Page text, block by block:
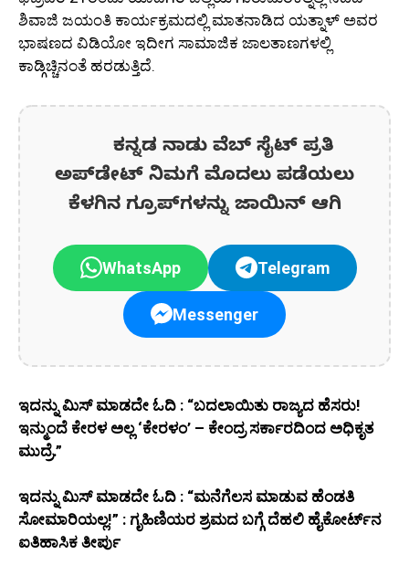
ಶಿವಾಜಿ ಜಯಂತಿ ಕಾರ್ಯಕ್ರಮದಲ್ಲಿ ಮಾತನಾಡಿದ ಯತ್ನಾಳ್ ಅವರ
ಭಾಷಣದ ವಿಡಿಯೋ ಇದೀಗ ಸಾಮಾಜಿಕ ಜಾಲತಾಣಗಳಲ್ಲಿ
ಕಾಡ್ಗಿಚ್ಚಿನಂತೆ ಹರಡುತ್ತಿದೆ.
ಕನ್ನಡ ನಾಡು ವೆಬ್ ಸೈಟ್ ಪ್ರತಿ
ಅಪ್‌ಡೇಟ್‌ ನಿಮಗೆ ಮೊದಲು ಪಡೆಯಲು
ಕೆಳಗಿನ ಗ್ರೂಪ್‌ಗಳನ್ನು ಜಾಯಿನ್ ಆಗಿ
WhatsApp Telegram
Messenger
ಇದನ್ನು ಮಿಸ್‌ ಮಾಡದೇ ಓದಿ : “ಬದಲಾಯಿತು ರಾಜ್ಯದ ಹೆಸರು!
ಇನ್ಮುಂದೆ ಕೇರಳ ಅಲ್ಲ ‘ಕೇರಳಂ’ – ಕೇಂದ್ರ ಸರ್ಕಾರದಿಂದ ಅಧಿಕೃತ
ಮುದ್ರೆ.”
ಇದನ್ನು ಮಿಸ್‌ ಮಾಡದೇ ಓದಿ : “ಮನೆಗೆಲಸ ಮಾಡುವ ಹೆಂಡತಿ
ಸೋಮಾರಿಯಲ್ಲ!” : ಗೃಹಿಣಿಯರ ಶ್ರಮದ ಬಗ್ಗೆ ದೆಹಲಿ ಹೈಕೋರ್ಟ್‌ನ
ಐತಿಹಾಸಿಕ ತೀರ್ಪು